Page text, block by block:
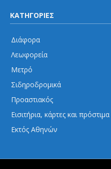
ΚΑΤΗΓΟΡΙΕΣ
Διάφορα
Λεωφορεία
Μετρό
Σιδηροδρομικά
Προαστιακός
Εισιτήρια, κάρτες και πρόστιμα
Εκτός Αθηνών